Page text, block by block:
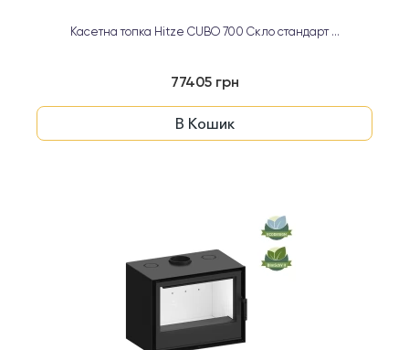
Касетна топка Hitze CUBO 700 Скло стандарт ...
77405 грн
В Кошик